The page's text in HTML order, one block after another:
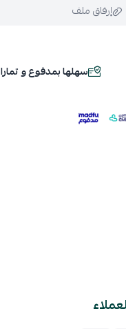
إرفاق ملف
سهلها بمدفوع و تمارا